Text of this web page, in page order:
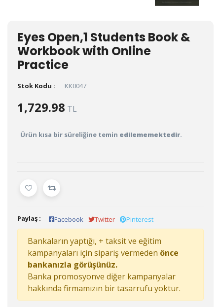
Eyes Open,1 Students Book &
Workbook with Online
Practice
Stok Kodu : KK0047
1,729.98 TL
Ürün kısa bir süreliğine temin edilememektedir.
Paylaş : Facebook Twitter Pinterest
Bankaların yaptığı, + taksit ve eğitim
kampanyaları için sipariş vermeden önce
bankanızla görüşünüz.
Banka promosyonve diğer kampanyalar
hakkında firmamızın bir tasarrufu yoktur.